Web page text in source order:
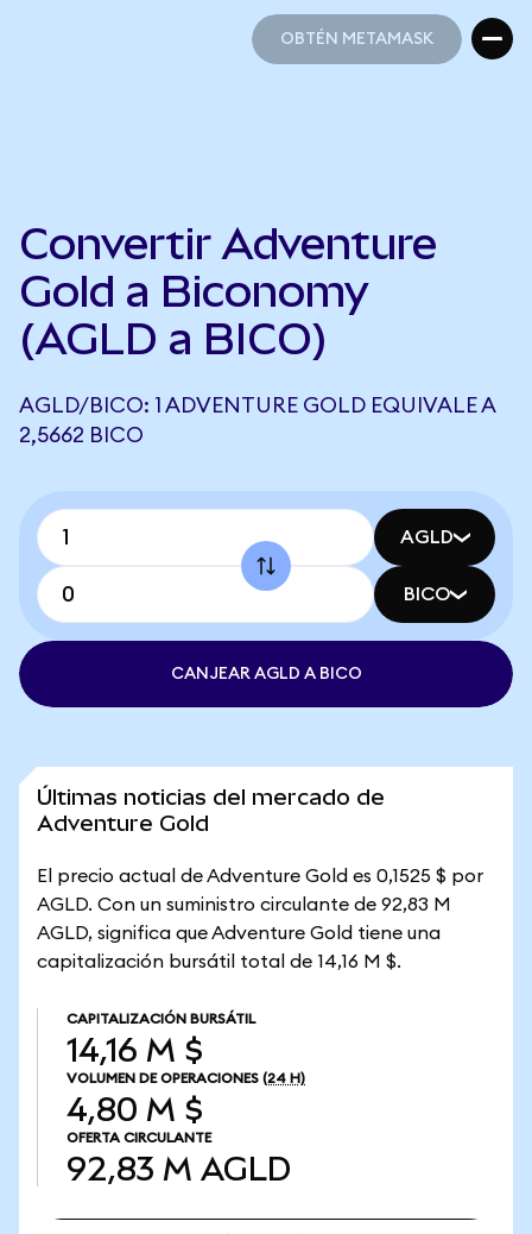
OBTÉN METAMASK
Convertir Adventure
Gold a Biconomy
(AGLD a BICO)
AGLD/BICO: 1 ADVENTURE GOLD EQUIVALE A
2,5662 BICO
AGLD
BICO
CANJEAR AGLD A BICO
Últimas noticias del mercado de
Adventure Gold
El precio actual de Adventure Gold es 0,1525 $ por
AGLD. Con un suministro circulante de 92,83 M
AGLD, significa que Adventure Gold tiene una
capitalización bursátil total de 14,16 M $.
CAPITALIZACIÓN BURSÁTIL
14,16 M $
VOLUMEN DE OPERACIONES (24 H)
4,80 M $
OFERTA CIRCULANTE
92,83 M AGLD